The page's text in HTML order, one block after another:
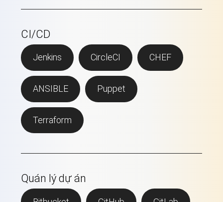
CI/CD
Jenkins CircleCI CHEF
ANSIBLE Puppet
Terraform
Quán lý dự án